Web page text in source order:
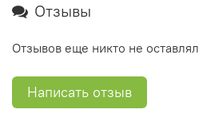
Отзывы
Отзывов еще никто не оставлял
Написать отзыв